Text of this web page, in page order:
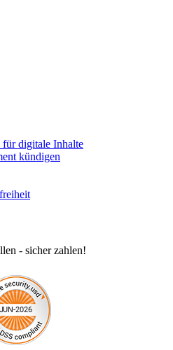
digitale Inhalte
kündigen
- sicher zahlen!